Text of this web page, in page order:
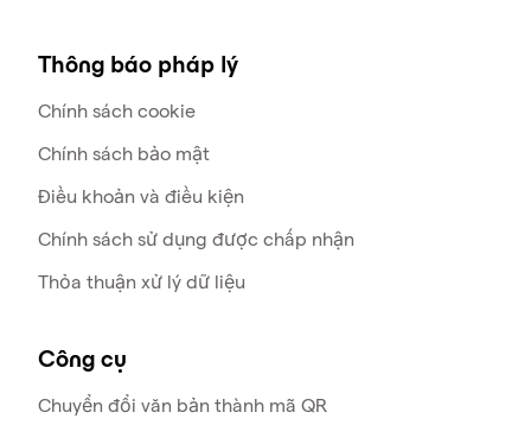
Thông báo pháp lý
Chính sách cookie
Chính sách bảo mật
Điều khoản và điều kiện
Chính sách sử dụng được chấp nhận
Thỏa thuận xử lý dữ liệu
Công cụ
Chuyển đổi văn bản thành mã QR